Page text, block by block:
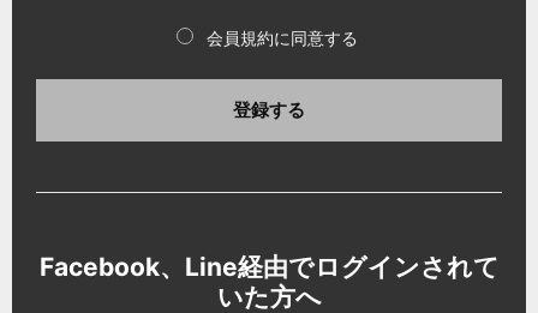
会員規約に同意する
登録する
Facebook、Line経由でログインされて
いた方へ